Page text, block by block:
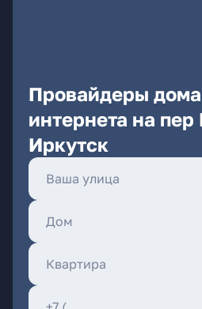
Провайдеры
интернета на
Иркутск